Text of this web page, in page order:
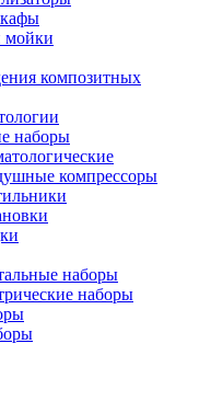
мойки
композитных
наборы
компрессоры
наборы
наборы